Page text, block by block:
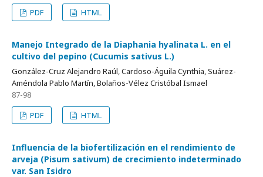
PDF
HTML
Manejo Integrado de la Diaphania hyalinata L. en el
cultivo del pepino (Cucumis sativus L.)
González-Cruz Alejandro Raúl, Cardoso-Águila Cynthia, Suárez-
Améndola Pablo Martín, Bolaños-Vélez Cristóbal Ismael
87-98
PDF
HTML
Influencia de la biofertilización en el rendimiento de
arveja (Pisum sativum) de crecimiento indeterminado
var. San Isidro